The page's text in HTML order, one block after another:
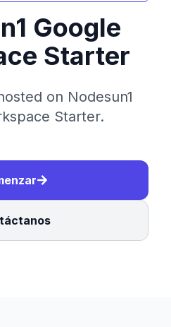
Google
Starter
on Nodesun1
Starter.